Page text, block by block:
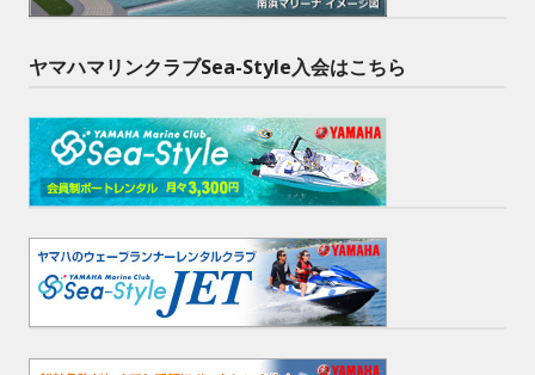
ヤマハマリンクラブSea-Style入会はこちら